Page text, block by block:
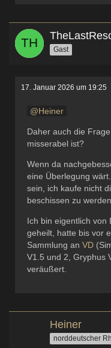
Gast
17. Januar 2026 um 19:25
Heiner
Daher auch die
misserabel ist?
Wenn da
eine Überlegung
sein, ich kaufe nicht
beschissen zu
Ich bin eigentlich von
geheilt, hatte bis vor
Sammlung an VD
V1.5 und 2, Gryphus
veräußert.
Heiner